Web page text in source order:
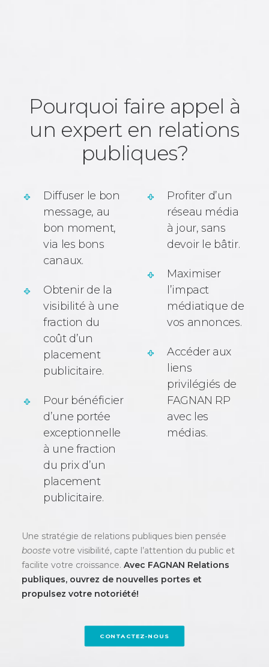
Pourquoi faire appel à
un expert en relations
publiques?
Diffuser le bon
message, au
bon moment,
via les bons
canaux.
Obtenir de la
visibilité à une
fraction du
coût d’un
placement
publicitaire.
Pour bénéficier
d’une portée
exceptionnelle
à une fraction
du prix d’un
placement
publicitaire.
Profiter d’un
réseau média
à jour, sans
devoir le bâtir.
Maximiser
l’impact
médiatique de
vos annonces.
Accéder aux
liens
privilégiés de
FAGNAN RP
avec les
médias.
Une stratégie de relations publiques bien pensée
booste votre visibilité, capte l’attention du public et
facilite votre croissance. Avec FAGNAN Relations
publiques, ouvrez de nouvelles portes et
propulsez votre notoriété!
CONTACTEZ-NOUS